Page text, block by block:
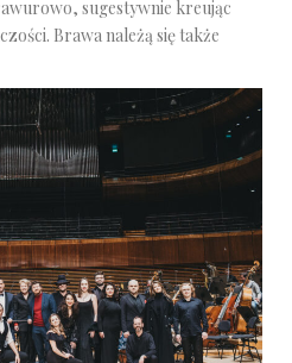
sugestywnie kreując
Brawa należą się także